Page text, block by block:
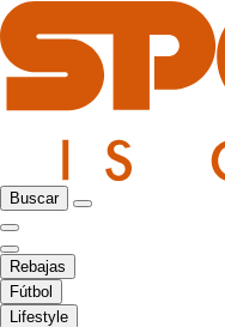
Buscar
Rebajas
Fútbol
Lifestyle